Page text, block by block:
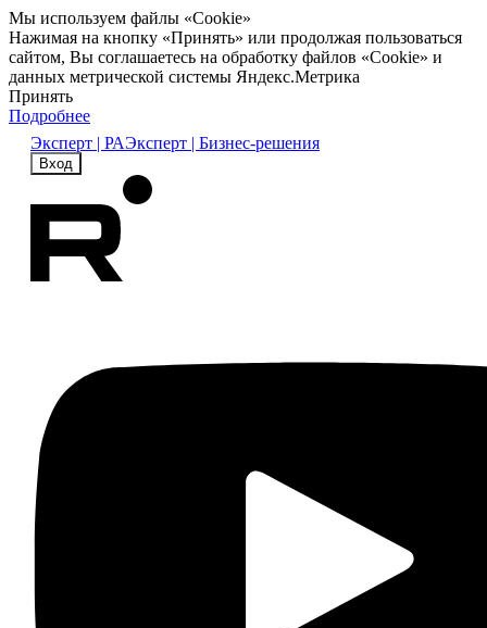
Мы используем файлы «Cookie»
Нажимая на кнопку «Принять» или продолжая пользоваться
сайтом, Вы соглашаетесь на обработку файлов «Cookie» и
данных метрической системы Яндекс.Метрика
Принять
Подробнее
Эксперт | РАЭксперт | Бизнес-решения
Вход